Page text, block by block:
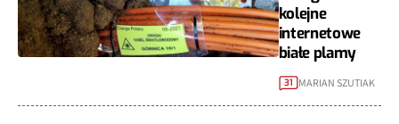
kolejne
internetowe
białe plamy
31 MARIAN SZUTIAK